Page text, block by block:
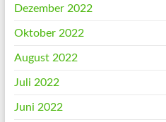
Dezember 2022
Oktober 2022
August 2022
Juli 2022
Juni 2022